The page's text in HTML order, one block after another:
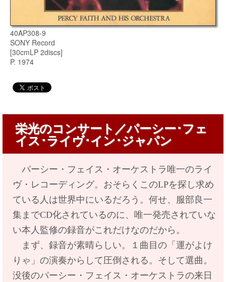
40AP308-9
SONY Record
[30cmLP 2discs]
P. 1974
栄光のコンサート／パーシー･フェ
イス･ライヴ･イン･ジャパン
パーシー・フェイス・オーケストラ唯一のライ
ヴ・レコーディング。おそらくこのLPを探し求め
ている人は世界中にいるだろう。何せ、服部良一
集までCD化されているのに、唯一発売されていな
い本人監修の録音がこれだけなのだから。
まず、録音が素晴らしい。１曲目の「運がよけ
りゃ」の演奏からして圧倒される。 そして選曲。
没後のパーシー・フェイス・オーケストラの来日